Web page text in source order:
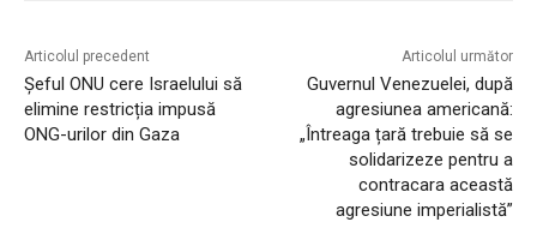
Articolul precedent
Șeful ONU cere Israelului să
elimine restricția impusă
ONG-urilor din Gaza
Articolul următor
Guvernul Venezuelei, după
agresiunea americană:
„Întreaga țară trebuie să se
solidarizeze pentru a
contracara această
agresiune imperialistă”